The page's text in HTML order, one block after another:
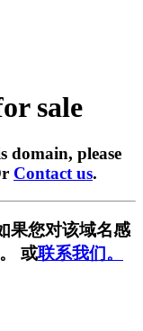
sale
domain, please
Contact us.
果您对该域名感
或联系我们。